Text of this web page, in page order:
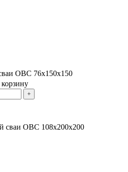
ОВС 76х150х150
+